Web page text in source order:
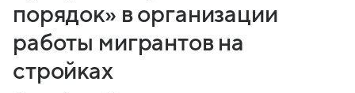
порядок» в организации
работы мигрантов на
стройках